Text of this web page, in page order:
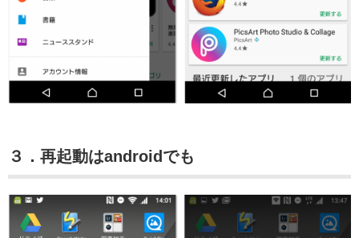
３．再起動はandroidでも